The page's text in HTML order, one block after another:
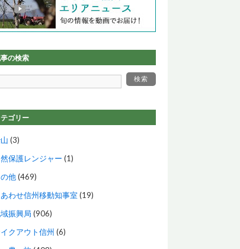
の検索
テゴリー
(3)
保護レンジャー (1)
他(469)
あわせ信州移動知事室(19)
振興局 (906)
クアウト信州 (6)